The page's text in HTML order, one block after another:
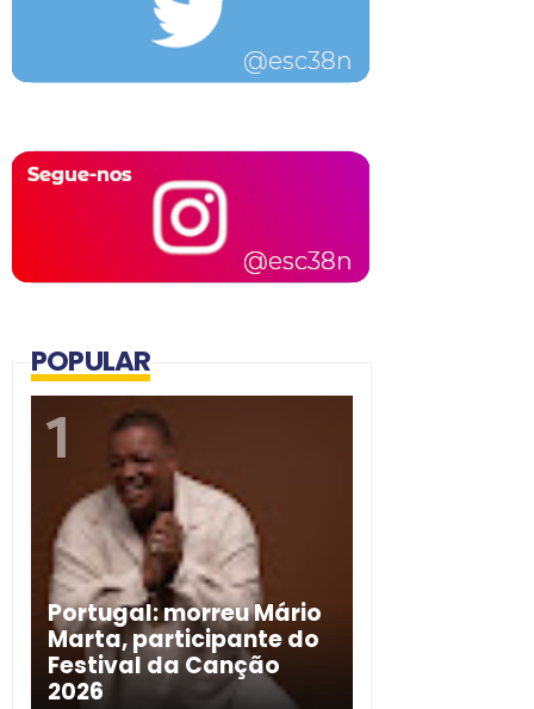
POPULAR
Portugal: morreu Mário
Marta, participante do
Festival da Canção
2026